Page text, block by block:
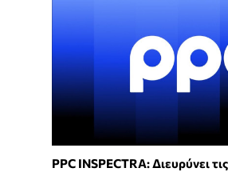
PPC INSPECTRA: Διευρύνει